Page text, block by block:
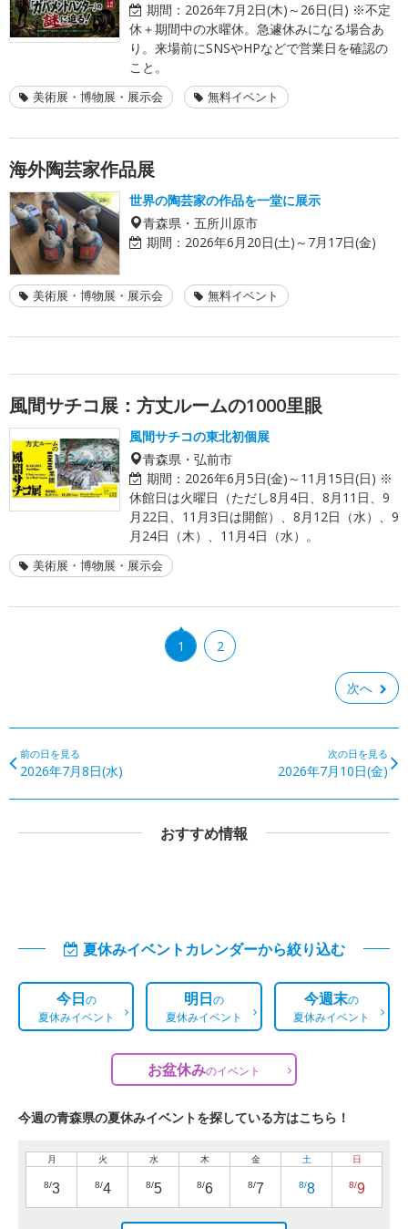
期間： 2026年7月2日(木)～26日(日) ※不定
休＋期間中の水曜休。急遽休みになる場合あ
り。来場前にSNSやHPなどで営業日を確認の
こと。
美術展・博物展・展示会 無料イベント
海外陶芸家作品展
世界の陶芸家の作品を一堂に展示
青森県・五所川原市
期間： 2026年6月20日(土)～7月17日(金)
美術展・博物展・展示会 無料イベント
風間サチコ展：方丈ルームの1000里眼
風間サチコの東北初個展
青森県・弘前市
期間： 2026年6月5日(金)～11月15日(日) ※
休館日は火曜日（ただし8月4日、8月11日、9
月22日、11月3日は開館）、8月12日（水）、9
月24日（木）、11月4日（水）。
美術展・博物展・展示会
1 2
次へ
前の日を見る
2026年7月8日(水)
次の日を見る
2026年7月10日(金)
おすすめ情報
夏休みイベントカレンダーから絞り込む
今日の
夏休みイベント
明日の
夏休みイベント
今週末の
夏休みイベント
お盆休みのイベント
今週の青森県の夏休みイベントを探している方はこちら！
月
8/3
火
8/4
水
8/5
木
8/6
金
8/7
土
8/8
日
8/9